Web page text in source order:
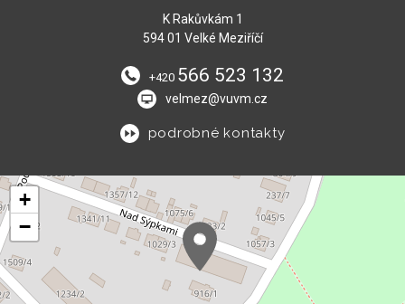
K Rakůvkám 1
594 01 Velké Meziříčí
+420 566 523 132
velmez@vuvm.cz
podrobné kontakty
+
−